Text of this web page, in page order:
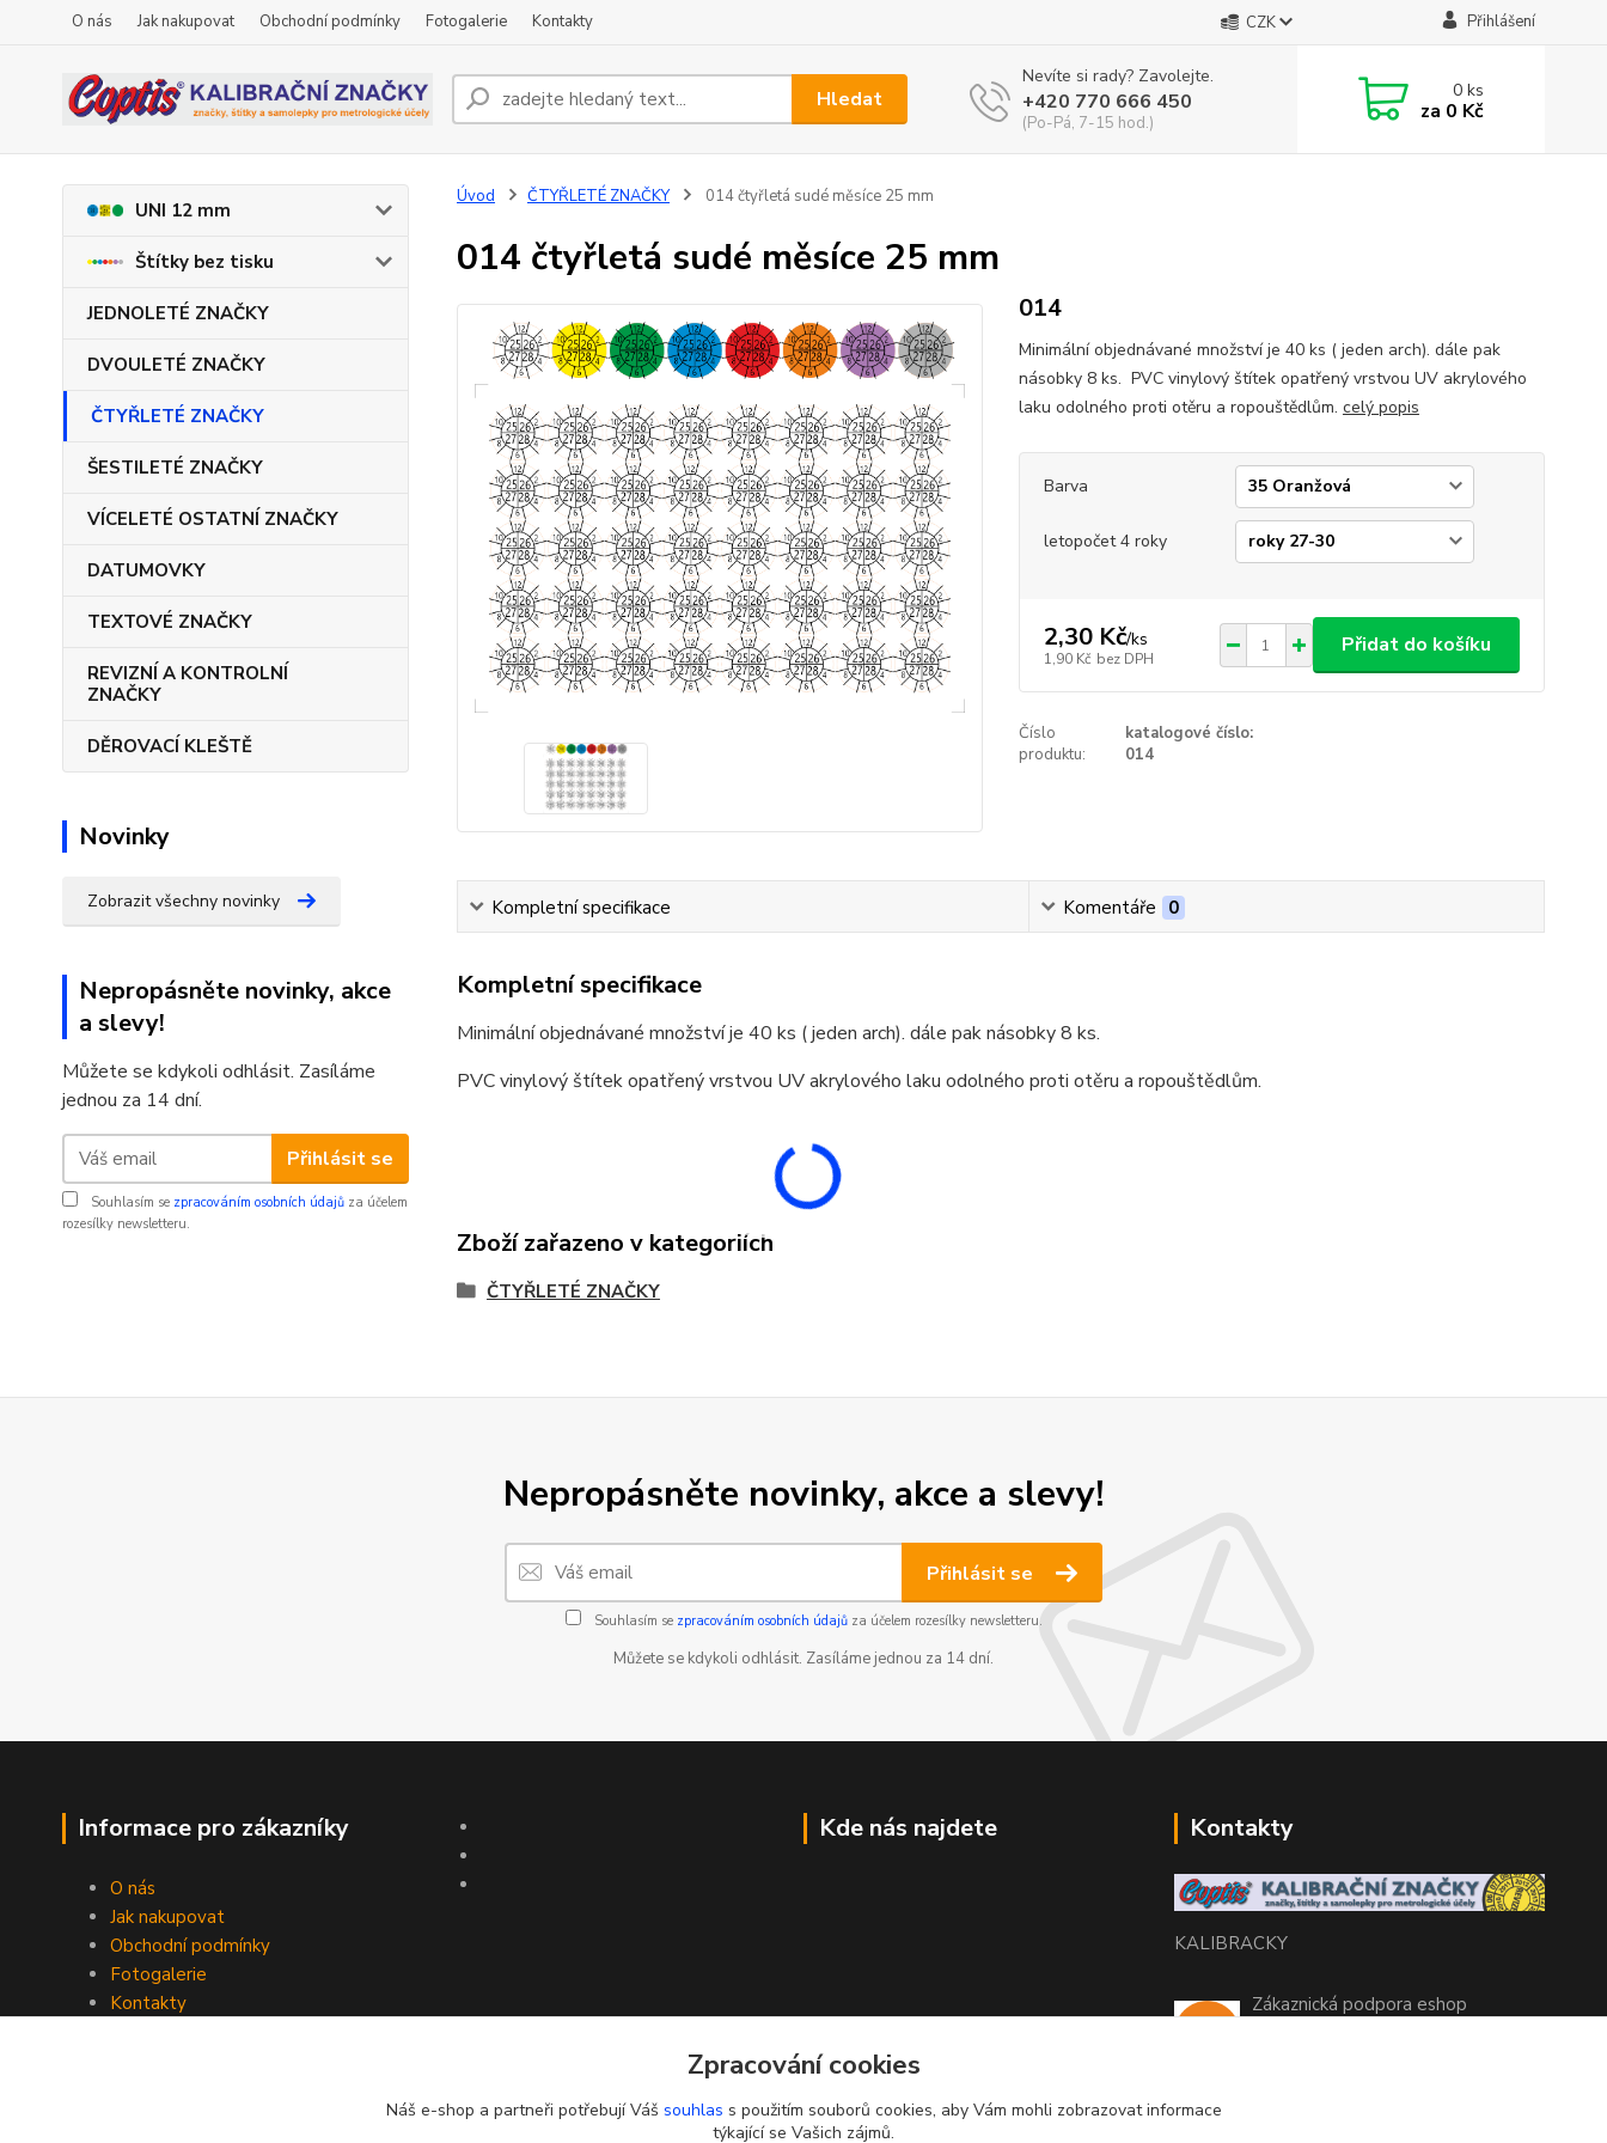
O nás Jak nakupovat Obchodní podmínky Fotogalerie Kontakty CZK Přihlášení
Hledat
Nevíte si rady? Zavolejte.
+420 770 666 450
(Po-Pá, 7-15 hod.)
0ks
za 0 Kč
UNI 12 mm
Štítky bez tisku
JEDNOLETÉ ZNAČKY
DVOULETÉ ZNAČKY
ČTYŘLETÉ ZNAČKY
ŠESTILETÉ ZNAČKY
VÍCELETÉ OSTATNÍ ZNAČKY
DATUMOVKY
TEXTOVÉ ZNAČKY
REVIZNÍ A KONTROLNÍ
ZNAČKY
DĚROVACÍ KLEŠTĚ
Novinky
Zobrazit všechny novinky
Nepropásněte novinky, akce
a slevy!
Můžete se kdykoli odhlásit. Zasíláme
jednou za 14 dní.
Přihlásit se
Souhlasím se zpracováním osobních údajů za účelem
rozesílky newsletteru.
Úvod ČTYŘLETÉ ZNAČKY 014 čtyřletá sudé měsíce 25 mm
014 čtyřletá sudé měsíce 25 mm
014
Minimální objednávané množství je 40 ks ( jeden arch). dále pak
násobky 8 ks. PVC vinylový štítek opatřený vrstvou UV akrylového
laku odolného proti otěru a ropouštědlům. celý popis
Barva
letopočet 4 roky
2,30 Kč/ks
1,90 Kč bez DPH
Přidat do košíku
Číslo
produktu:
katalogové číslo:
014
Kompletní specifikace Komentáře 0
Kompletní specifikace
Minimální objednávané množství je 40 ks ( jeden arch). dále pak násobky 8 ks.
PVC vinylový štítek opatřený vrstvou UV akrylového laku odolného proti otěru a ropouštědlům.
Zboží zařazeno v kategoriích
ČTYŘLETÉ ZNAČKY
Nepropásněte novinky, akce a slevy!
Přihlásit se
Souhlasím se zpracováním osobních údajůza účelem rozesílky newsletteru.
Můžete se kdykoli odhlásit. Zasíláme jednou za 14 dní.
Informace pro zákazníky
O nás
Jak nakupovat
Obchodní podmínky
Fotogalerie
Kontakty
Kde nás najdete Kontakty
KALIBRACKY
Zákaznická podpora eshop
coptis@coptis.cz
Zpracování cookies
Náš e-shop a partneři potřebují Váš souhlas s použitím souborů cookies, aby Vám mohli zobrazovat informace
týkající se Vašich zájmů.